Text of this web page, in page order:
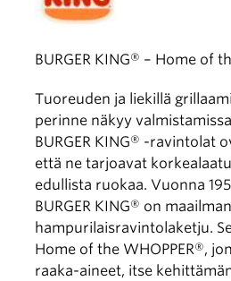
BURGER KING® – Home of
Tuoreuden ja liekillä
perinne näkyy
BURGER KING® -ravintolat
että ne tarjoavat
edullista ruokaa. Vuonna
BURGER KING® on
hampurilaisravintolaketju.
Home of the WHOPPER®,
raaka-aineet, itse